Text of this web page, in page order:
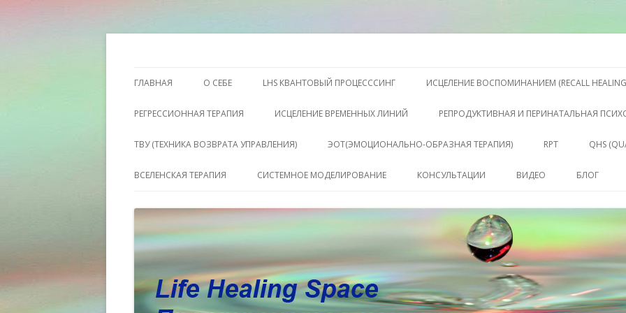
ГЛАВНАЯ О СЕБЕ LHS КВАНТОВЫЙ ПРОЦЕСССИНГ ИСЦЕЛЕНИЕ ВОСПОМИНАНИЕМ (RECALL
РЕГРЕССИОННАЯ ТЕРАПИЯ ИСЦЕЛЕНИЕ ВРЕМЕННЫХ ЛИНИЙ РЕПРОДУКТИВНАЯ И ПЕРИНАТАЛЬНАЯ
ТВУ (ТЕХНИКА ВОЗВРАТА УПРАВЛЕНИЯ) ЭОТ(ЭМОЦИОНАЛЬНО-ОБРАЗНАЯ ТЕРАПИЯ) RPT QHS
ВСЕЛЕНСКАЯ ТЕРАПИЯ СИСТЕМНОЕ МОДЕЛИРОВАНИЕ КОНСУЛЬТАЦИИ
ПАКЕТ СЕССИЙ И
КОНСУЛЬТАЦИЙ
СОПРОВОЖДЕНИЕ
КОУЧИНГ ДО РЕЗУЛЬТАТА
ВИДЕО БЛОГ